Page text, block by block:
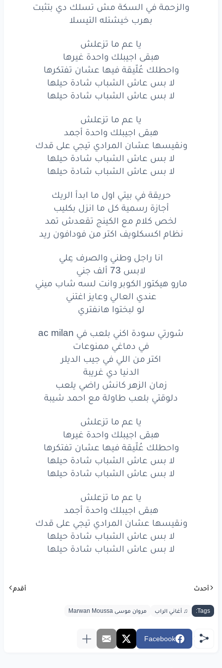
ماروفي المستقبلعندهالفكرةوالتكتيك
عنده السكةاللي توديك
ولوالخطةاحنابنخطط
زيالزيبرافي موزمبيق
لمابنسىاطفي
الناسبتتلموبتتغيرالحسبة
والزحمة في السكةمش تسلكدي
يا عمما تزعلش
هبقىاجيبلكواحدةغيرها
عاشالشبابشادة
بس عاشالشبابشادة
حيلها
يا عمما تزعلش
هبقىاجيبلكواحدةأجمد
ونقيسهاعشانالمرادي تيجي
بسعاشالشباب شادة
بسعاشالشبابشادةحيلها
في بيتياولما ابدأ
أجازةرسميةكلما انزلبكليب
لخصكلاممع الكينجتقعدش
راجلوطنيوالصرف
لابس 73 ألفجني
هيكتور الكوبروانت لسه شاب
شورتي
في دماغيممنوعات
والزحمة في السكة مش تسلك دي بتثبت
بهرب خيشتله التيسلا
يا عم ما تزعلش
هبقى اجيبلك واحدة غيرها
واحطلك عُلّيقة فيها عشان تفتكرها
لا بس عاش الشباب شادة حيلها
لا بس عاش الشباب شادة حيلها
يا عم ما تزعلش
هبقى اجيبلك واحدة أجمد
ونقيسها عشان المرادي تيجي على قدك
لا بس عاش الشباب شادة حيلها
لا بس عاش الشباب شادة حيلها
حريقة في بيتي اول ما ابدأ الريك
أجازة رسمية كل ما انزل بكليب
لخص كلام مع الكينج تقعدش تمد
نظام اكسكلويف اكتر من فودافون ريد
انا راجل وطني والصرف عِلي
لابس 73 ألف جني
مارو هيكتور الكوبر وانت لسه شاب ميني
عندي العالي وعايز اغتني
لو لبختوا هانفتري
شورتي سودة اكني بلعب في ac milan
في دماغي ممنوعات
اكتر من اللي في جيب الديلر
الدنيا دي غريبة
زمان الزهر كانش راضي يلعب
دلوقتي بلعب طاولة مع احمد شيبة
يا عم ما تزعلش
هبقى اجيبلك واحدة غيرها
واحطلك عُلّيقة فيها عشان تفتكرها
لا بس عاش الشباب شادة حيلها
لا بس عاش الشباب شادة حيلها
يا عم ما تزعلش
هبقى اجيبلك واحدة أجمد
ونقيسها عشان المرادي تيجي على قدك
لا بس عاش الشباب شادة حيلها
لا بس عاش الشباب شادة حيلها
أحدث أقدم
Tags: ♫ أغاني الراب مروان موسى Marwan Moussa
Facebook